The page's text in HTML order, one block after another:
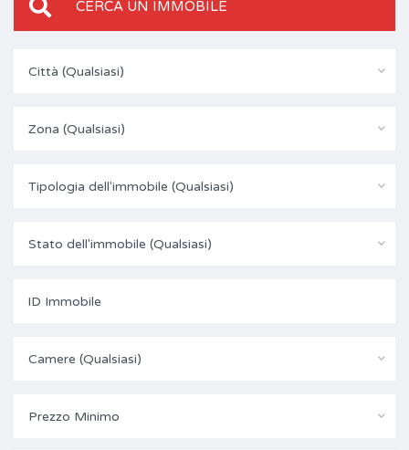
CERCA UN IMMOBILE
Città (Qualsiasi)
Zona (Qualsiasi)
Tipologia dell'immobile (Qualsiasi)
Stato dell'immobile (Qualsiasi)
Camere (Qualsiasi)
Prezzo Minimo